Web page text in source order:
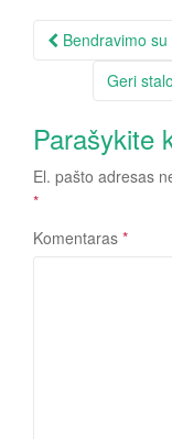
Įrašo
Bendravimo
Geri
Parašykite
El. pašto adresas
*
Komentaras *